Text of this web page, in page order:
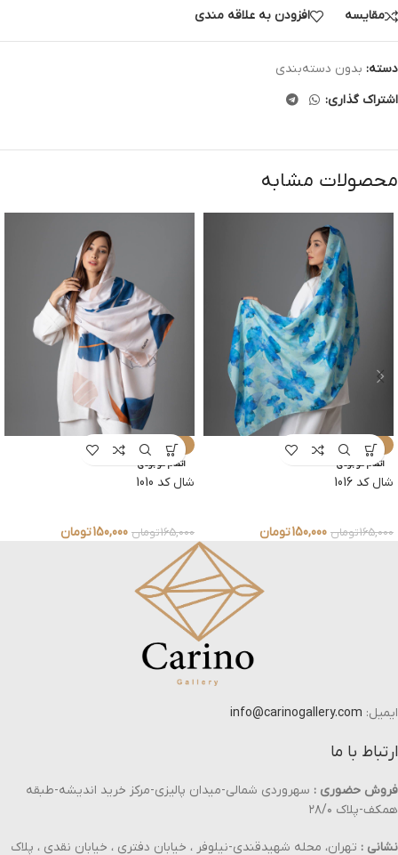
مقایسه
افزودن به علاقه مندی
دسته: بدون دسته‌بندی
اشتراک گذاری:
محصولات مشابه
-9%
اتمام موجودی
شال کد 1016
165,000تومان 150,000تومان
-9%
اتمام موجودی
شال کد 1010
165,000تومان 150,000تومان
ایمیل: info@carinogallery.com
ارتباط با ما
فروش حضوری : سهروردی شمالی-میدان پالیزی-مرکز خرید اندیشه-طبقه
همکف-پلاک ۲۸/۰
نشانی : تهران، محله شهیدقندی-نیلوفر ، خیابان دفتری ، خیابان نقدی ، پلاک